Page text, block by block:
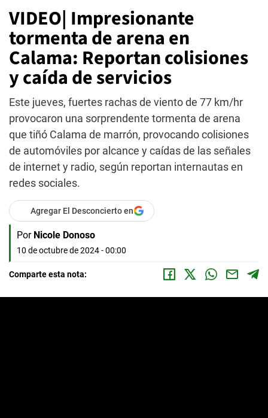
VIDEO| Impresionante
tormenta de arena en
Calama: Reportan colisiones
y caída de servicios
Este jueves, fuertes rachas de viento de 77 km/hr
provocaron una sorprendente tormenta de arena
que tiñó Calama de marrón, provocando colisiones
de automóviles por alcance y caídas de las señales
de internet y radio, según reportan internautas en
redes sociales.
Agregar El Desconcierto en
Por Nicole Donoso
10 de octubre de 2024 - 00:00
Comparte esta nota: